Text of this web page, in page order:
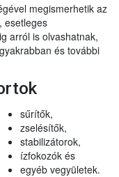
megismerhetik az
esetleges
arról is olvashatnak,
és további
sűrítők,
zselésítők,
stabilizátorok,
ízfokozók és
egyéb vegyületek.